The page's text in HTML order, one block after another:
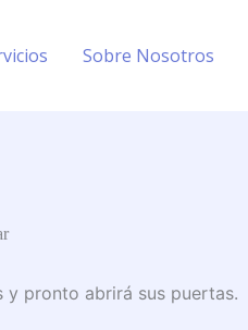
Sobre Nosotros
y pronto abrirá sus puertas.